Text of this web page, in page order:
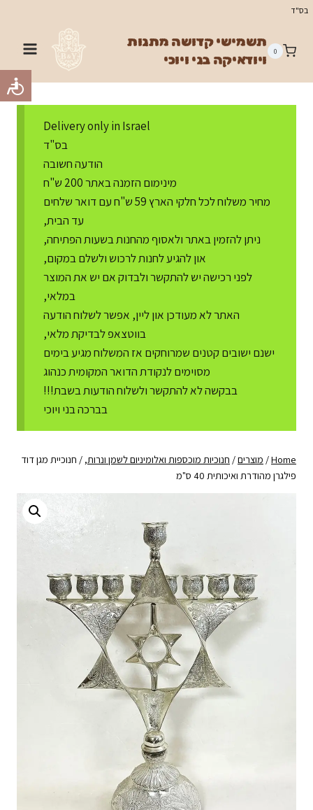
Skip
content
בס"ד
0
תשמישי קדושה מתנות
ויודאיקה בני ויוכי
Delivery only in Israel
בס"ד
הודעה חשובה
מינימום הזמנה באתר 200 ש"ח
מחיר משלוח לכל חלקי הארץ 59 ש"ח עם דואר שלחים
עד הבית,
ניתן להזמין באתר ולאסוף מהחנות בשעות הפתיחה,
און להגיע לחנות לרכוש ולשלם במקום,
לפני רכישה יש להתקשר ולבדוק אם יש את המוצר
במלאי,
האתר לא מעודכן און ליין, אפשר לשלוח הודעה
בווטצאפ לבדיקת מלאי,
ישנם ישובים קטנים שמרוחקים אז המשלוח מגיע בימים
מסוימים לנקודת הדואר המקומית כנהוג
בבקשה לא להתקשר ולשלוח הודעות בשבת!!!
בברכה בני ויוכי
Home
/ מוצרים/ חנוכיות מוכספות ואלומיניום לשמן ונרות, / חנוכיית מגן דוד
פילגרן מהודרת ואיכותית 40 ס"מ